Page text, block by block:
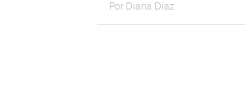
Por Diana Diaz